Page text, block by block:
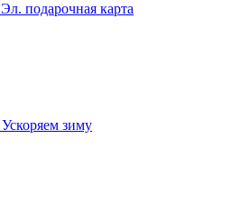
Эл. подарочная карта
Ускоряем зиму